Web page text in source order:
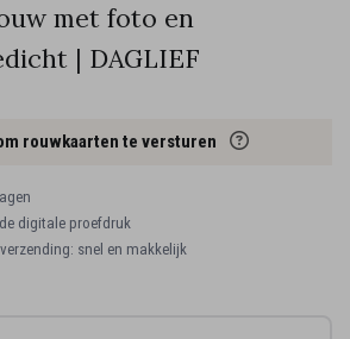
met foto en
| DAGLIEF
rouwkaarten te versturen
digitale proefdruk
snel en makkelijk